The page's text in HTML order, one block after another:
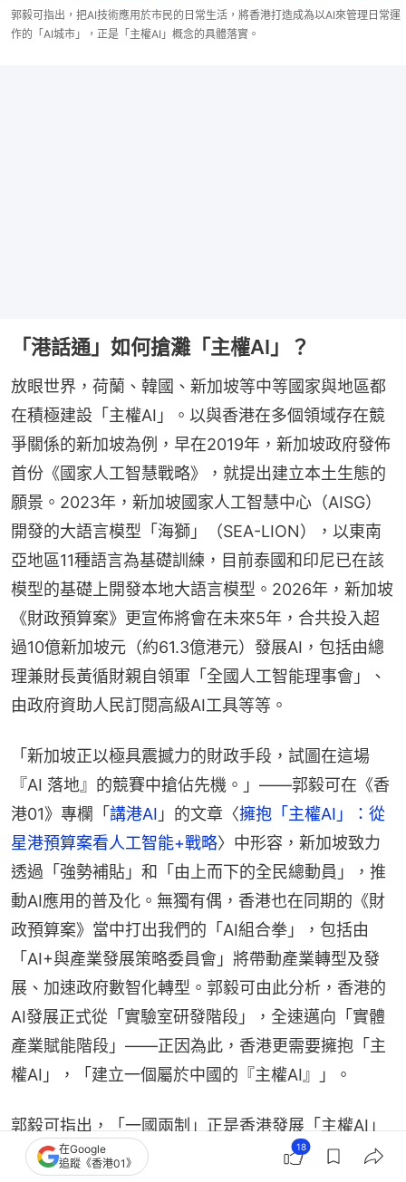
郭毅可指出，把AI技術應用於市民的日常生活，將香港打造成為以AI來管理日常運
作的「AI城市」，正是「主權AI」概念的具體落實。
「港話通」如何搶灘「主權AI」？
放眼世界，荷蘭、韓國、新加坡等中等國家與地區都
在積極建設「主權AI」。以與香港在多個領域存在競
爭關係的新加坡為例，早在2019年，新加坡政府發佈
首份《國家人工智慧戰略》，就提出建立本土生態的
願景。2023年，新加坡國家人工智慧中心（AISG）
開發的大語言模型「海獅」（SEA-LION），以東南
亞地區11種語言為基礎訓練，目前泰國和印尼已在該
模型的基礎上開發本地大語言模型。2026年，新加坡
《財政預算案》更宣佈將會在未來5年，合共投入超
過10億新加坡元（約61.3億港元）發展AI，包括由總
理兼財長黃循財親自領軍「全國人工智能理事會」、
由政府資助人民訂閱高級AI工具等等。
「新加坡正以極具震撼力的財政手段，試圖在這場
『AI 落地』的競賽中搶佔先機。」——郭毅可在《香
港01》專欄「 講港AI 」的文章〈擁抱「主權AI」：從
星港預算案看人工智能+戰略〉中形容，新加坡致力
透過「強勢補貼」和「由上而下的全民總動員」，推
動AI應用的普及化。無獨有偶，香港也在同期的《財
政預算案》當中打出我們的「AI組合拳」，包括由
「AI+與產業發展策略委員會」將帶動產業轉型及發
展、加速政府數智化轉型。郭毅可由此分析，香港的
AI發展正式從「實驗室研發階段」，全速邁向「實體
產業賦能階段」——正因為此，香港更需要擁抱「主
權AI」，「建立一個屬於中國的『主權AI』」。
郭毅可指出，「一國兩制」正是香港發展「主權AI」
的最大優勢。作為特別行政區，香港能夠直接享受國
在Google
追蹤《香港01》
18